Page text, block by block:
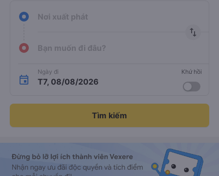
Nơi xuất phát
import_export
Bạn muốn đi đâu?
Ngày đi
T7, 08/08/2026
Khứ hồi
Tìm kiếm